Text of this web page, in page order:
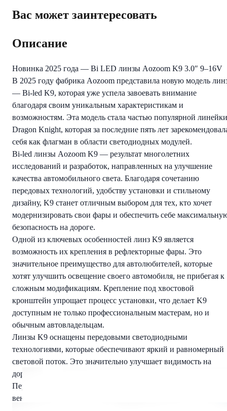
Вас может заинтересовать
Описание
Новинка 2025 года — Bi LED линзы Aozoom K9 3.0″ 9–16V
В 2025 году фабрика Aozoom представила новую модель
— Bi-led K9, которая уже успела завоевать внимание
благодаря своим уникальным характеристикам и
возможностям. Эта модель стала частью популярной линейки
Dragon Knight, которая за последние пять лет
себя как флагман в области светодиодных модулей.
Bi-led линзы Aozoom K9 — результат многолетних
исследований и разработок, направленных на улучшение
качества автомобильного света. Благодаря сочетанию
передовых технологий, удобству установки и стильному
дизайну, K9 станет отличным выбором для тех, кто хочет
модернизировать свои фары и обеспечить себе
безопасность на дороге.
Одной из ключевых особенностей линз K9 является
возможность их крепления в рефлекторные фары. Это
значительное преимущество для автолюбителей, которые
хотят улучшить освещение своего автомобиля, не прибегая к
сложным модификациям. Крепление под хвостовой
кронштейн упрощает процесс установки, что делает K9
доступным не только профессиональным мастерам, но и
обычным автовладельцам.
Линзы K9 оснащены передовыми светодиодными
технологиями, которые обеспечивают яркий и равномерный
световой поток. Это значительно улучшает видимость на
дороге в темное время суток и в условиях плохой погоды.
Передовая система охлаждения с двумя бесшумными
вентиляторами и массивным медным радиатором